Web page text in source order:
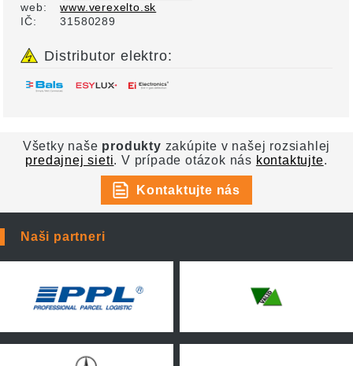
web:
www.verexelto.sk
IČ:
31580289
Distributor elektro:
Všetky naše produkty zakúpite v našej rozsiahlej
predajnej sieti. V prípade otázok nás kontaktujte.
Kontaktujte nás
Naši partneri